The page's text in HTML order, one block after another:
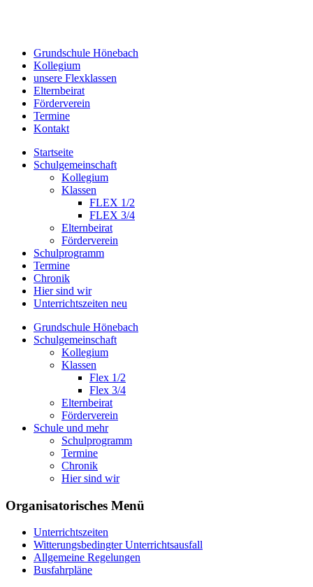
Grundschule Hönebach
Kollegium
unsere Flexklassen
Elternbeirat
Förderverein
Termine
Kontakt
Startseite
Schulgemeinschaft
Kollegium
Klassen
FLEX 1/2
FLEX 3/4
Elternbeirat
Förderverein
Schulprogramm
Termine
Chronik
Hier sind wir
Unterrichtszeiten neu
Grundschule Hönebach
Schulgemeinschaft
Kollegium
Klassen
Flex 1/2
Flex 3/4
Elternbeirat
Förderverein
Schule und mehr
Schulprogramm
Termine
Chronik
Hier sind wir
Organisatorisches Menü
Unterrichtszeiten
Witterungsbedingter Unterrichtsausfall
Allgemeine Regelungen
Busfahrpläne